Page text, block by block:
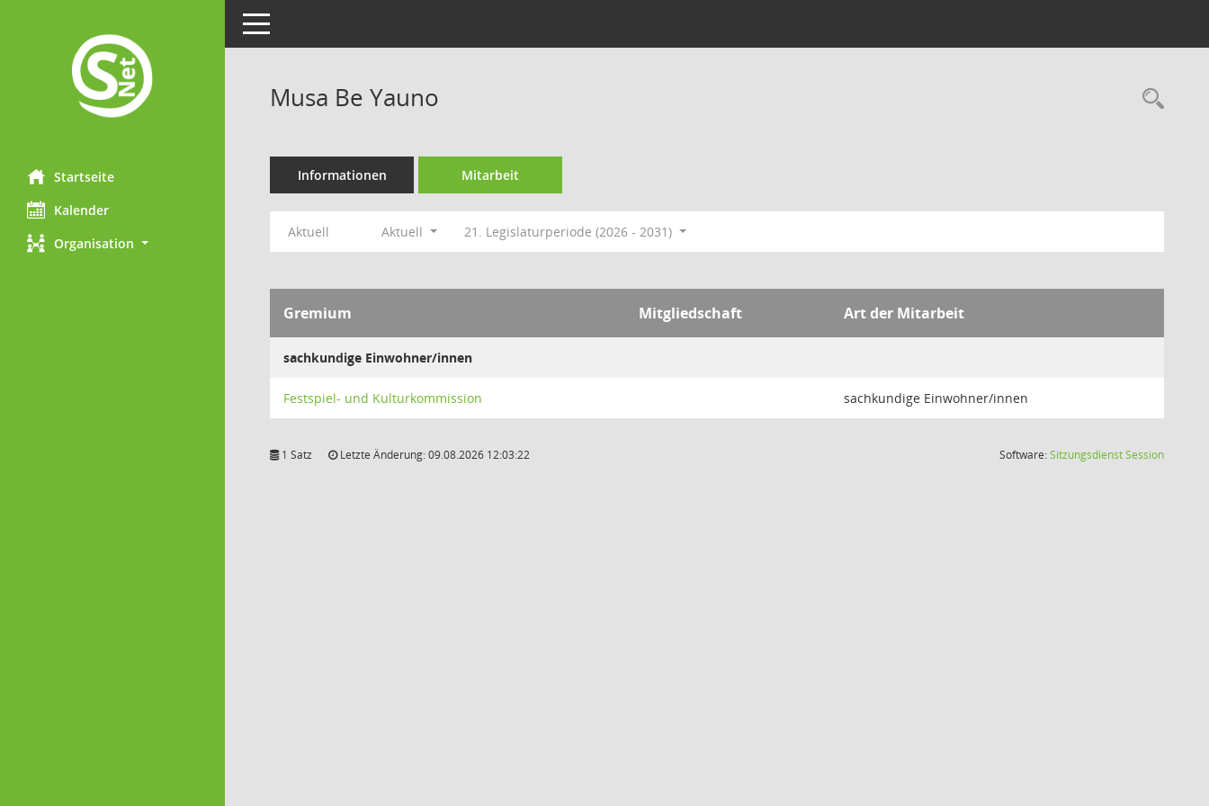
Startseite
Kalender
Organisation
Toggle navigation
Musa Be Yauno
Informationen Mitarbeit
Aktuell Aktuell 21. Legislaturperiode (2026 - 2031)
Gremium Mitgliedschaft Art der Mitarbeit
sachkundige Einwohner/innen
Festspiel- und Kulturkommission sachkundige Einwohner/innen
1 Satz Letzte Änderung: 09.08.2026 12:03:22 Software:SitzungsdienstSession(Wird in